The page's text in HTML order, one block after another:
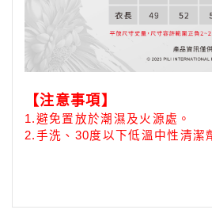
【注意事項】
1.避免置放於潮濕及火源處。
2.手洗、30度以下低溫中性清潔